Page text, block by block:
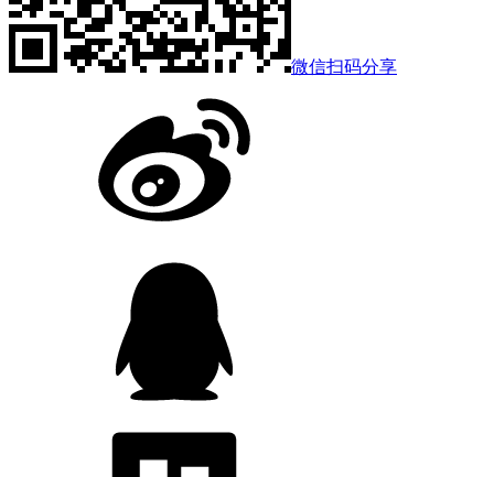
微信扫码分享